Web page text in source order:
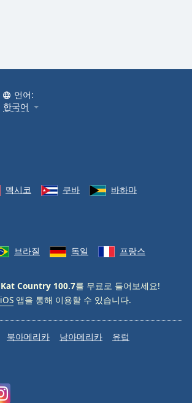
언어:
한국어
멕시코 쿠바
바하마
브라질 독일 프랑스
Kat Country 100.7를 무료로 들어보세요!
iOS 앱을 통해 이용할 수 있습니다.
북아메리카 남아메리카
유럽